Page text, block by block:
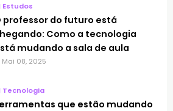
Estudos
professor do futuro está
Como a tecnologia
mudando a sala de aula
Mai 08, 2025
Tecnologia
que estão mudando